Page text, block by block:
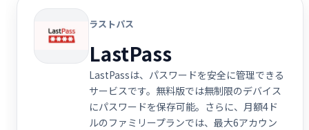
ラストパス
LastPass
LastPassは、パスワードを安全に管理できる
サービスです。無料版では無制限のデバイス
にパスワードを保存可能。さらに、月額4ド
ルのファミリープランでは、最大6アカウン